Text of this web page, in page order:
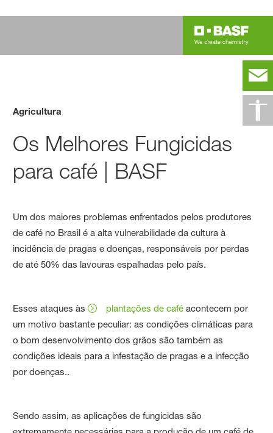
Agricultura
Os Melhores Fungicidas
para café | BASF
Um dos maiores problemas enfrentados pelos produtores
de café no Brasil é a alta vulnerabilidade da cultura à
incidência de pragas e doenças, responsáveis por perdas
de até 50% das lavouras espalhadas pelo país.
Esses ataques às plantações de café acontecem por
um motivo bastante peculiar: as condições climáticas para
o bom desenvolvimento dos grãos são também as
condições ideais para a infestação de pragas e a infecção
por doenças..
Sendo assim, as aplicações de fungicidas são